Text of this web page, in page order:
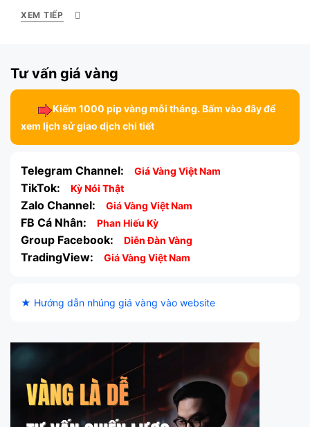
XEM TIẾP
Tư vấn giá vàng
Kiếm 1000 pip vàng mỗi tháng. Bấm vào đây để
xem lịch sử giao dịch chi tiết
Telegram Channel: Giá Vàng Việt Nam
TikTok: Kỳ Nói Thật
Zalo Channel: Giá Vàng Việt Nam
FB Cá Nhân: Phan Hiếu Kỳ
Group Facebook: Diễn Đàn Vàng
TradingView: Giá Vàng Việt Nam
★ Hướng dẫn nhúng giá vàng vào website